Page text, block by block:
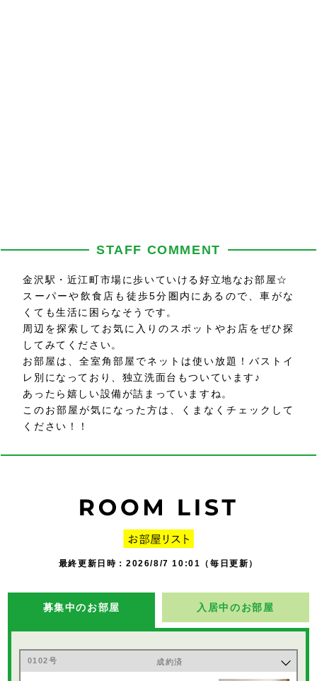
STAFF COMMENT
金沢駅・近江町市場に歩いていける好立地なお部屋☆
スーパーや飲食店も徒歩5分圏内にあるので、車がな
くても生活に困らなそうです。
周辺を探索してお気に入りのスポットやお店をぜひ探
してみてください。
お部屋は、全室角部屋でネットは使い放題！バストイ
レ別になっており、独立洗面台もついています♪
あったら嬉しい設備が詰まっていますね。
このお部屋が気になった方は、くまなくチェックして
ください！！
最終更新日時：2026/8/7 10:01（毎日更新）
募集中のお部屋 入居中のお部屋
0102号 成約済